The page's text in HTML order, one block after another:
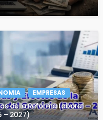
EMPRESAS
de la Reforma Laboral
– 2027)